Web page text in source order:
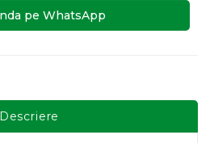
pe WhatsApp
Descriere